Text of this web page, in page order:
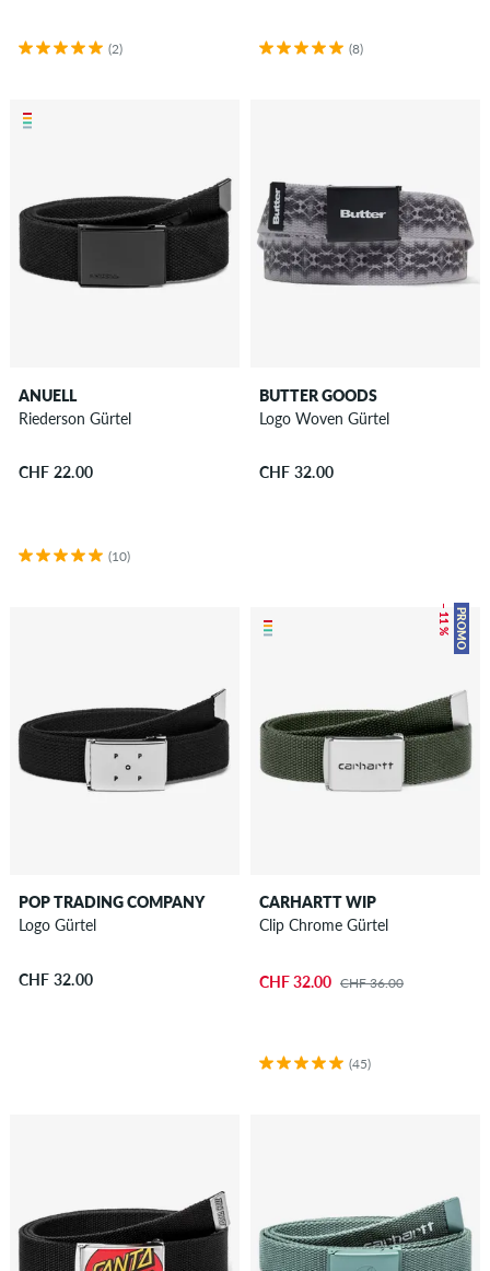
(2) (8)
ANUELL
Riederson Gürtel
CHF 22.00
(10)
BUTTER GOODS
Logo Woven Gürtel
CHF 32.00
POP TRADING COMPANY
Logo Gürtel
CHF 32.00
PROMO
– 11 %
CARHARTT WIP
Clip Chrome Gürtel
CHF 32.00 CHF 36.00
(45)